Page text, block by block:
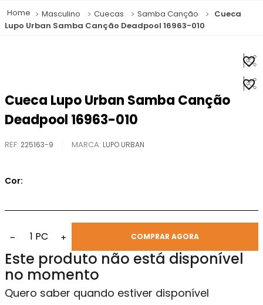
Masculino Cuecas Samba Canção
Cueca
Lupo Urban Samba Canção Deadpool 16963-010
Cueca Lupo Urban Samba Canção
Deadpool 16963-010
REF: 225163-9 LUPO URBAN
Cor:
− 1 PC + COMPRAR AGORA
Este produto não está disponível
no momento
Quero saber quando estiver disponível